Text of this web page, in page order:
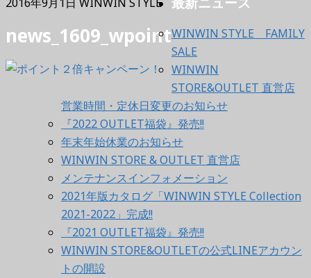
news_1609_wpointWINWIN STYLE FAMILY
SALE
WINWIN
STORE&OUTLET 直営店
営業時間・定休日変更のお知らせ
『2022 OUTLET福袋』発売!!
年末年始休業のお知らせ
WINWIN STORE & OUTLET 直営店
メンテナンスインフォメーション
2021年版カタログ「WINWIN STYLE Collection
2021-2022」完成!!
『2021 OUTLET福袋』発売!!
WINWIN STORE&OUTLETの公式LINEアカウン
トの開設